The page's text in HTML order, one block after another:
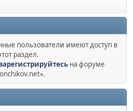
пользователи имеют доступ в
раздел.
на форуме